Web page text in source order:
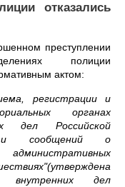
отказались
преступлении
полиции
актом:
регистрации и
органах
дел Российской
и сообщений о
внутренних дел